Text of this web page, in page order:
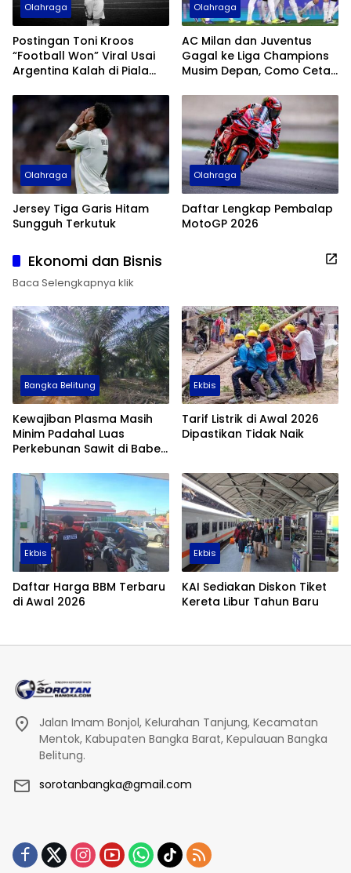
Olahraga
Postingan Toni Kroos
“Football Won” Viral Usai
Argentina Kalah di Piala
Olahraga
AC Milan dan Juventus
Gagal ke Liga Champions
Musim Depan, Como Cetak
Olahraga
Jersey Tiga Garis Hitam
Sungguh Terkutuk
Olahraga
Daftar Lengkap Pembalap
MotoGP 2026
Ekonomi dan Bisnis
Baca Selengkapnya klik
Bangka Belitung
Kewajiban Plasma Masih
Minim Padahal Luas
Perkebunan Sawit di Babel
Ekbis
Tarif Listrik di Awal 2026
Dipastikan Tidak Naik
Ekbis
Daftar Harga BBM Terbaru
di Awal 2026
Ekbis
KAI Sediakan Diskon Tiket
Kereta Libur Tahun Baru
Jalan Imam Bonjol, Kelurahan Tanjung, Kecamatan
Mentok, Kabupaten Bangka Barat, Kepulauan Bangka
Belitung.
sorotanbangka@gmail.com